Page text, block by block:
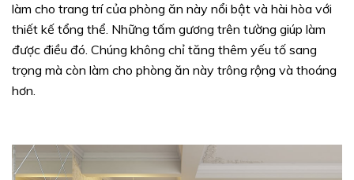
làm cho trang trí của phòng ăn này nổi bật và hài hòa với
thiết kế tổng thể. Những tấm gương trên tường giúp làm
được điều đó. Chúng không chỉ tăng thêm yếu tố sang
trọng mà còn làm cho phòng ăn này trông rộng và thoáng
hơn.